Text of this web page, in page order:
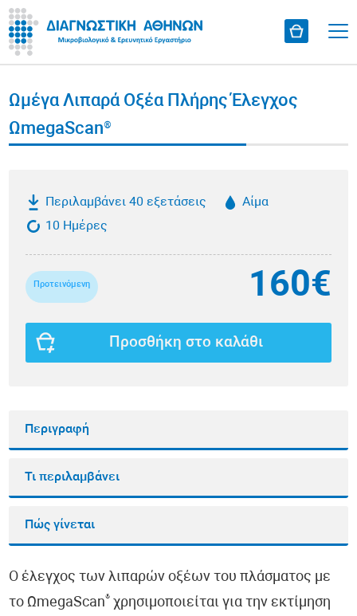
Ωμέγα Λιπαρά Οξέα Πλήρης Έλεγχος
ΩmegaScan®
Περιλαμβάνει 40 εξετάσεις
Αίμα
10 Ημέρες
160€
Προτεινόμενη
Προσθήκη στο καλάθι
Περιγραφή
Τι περιλαμβάνει
Πώς γίνεται
Ο έλεγχος των λιπαρών οξέων του πλάσματος με
το ΩmegaScan® χρησιμοποιείται για την εκτίμηση